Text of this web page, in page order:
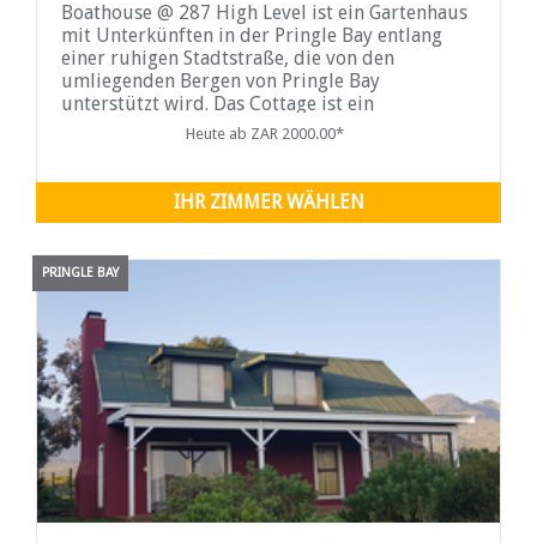
Boathouse @ 287 High Level ist ein Gartenhaus
mit Unterkünften in der Pringle Bay entlang
einer ruhigen Stadtstraße, die von den
umliegenden Bergen von Pringle Bay
unterstützt wird. Das Cottage ist ein
Gartenhaus mit einem Schlafzimmer, das zwei
Heute ab ZAR 2000.00*
IHR ZIMMER WÄHLEN
PRINGLE BAY